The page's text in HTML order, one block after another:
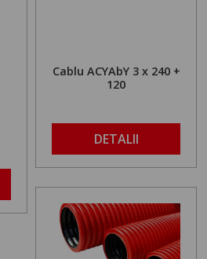
Cablu ACYAbY 3 x 240 +
120
DETALII